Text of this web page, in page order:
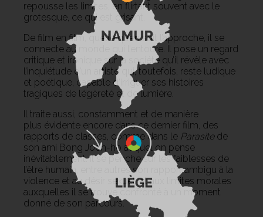
repousse les limites, en flirtant souvent avec le
grotesque, ce qui est grisant.
De film en film, quelle qu’en soit l’approche, il se
connecte au monde qui l’entoure. Il pose un regard
critique et ironique sur la société qu’il révèle avec
l’inquiétude d’un artiste qui, toutefois, reste ludique
et poétique, capable d’irriguer ses histoires
tragiques de légèreté et de lumière.
Il traite aussi, constamment et de manière
plus évidente encore dans ce dernier film, des
rapports de classes, comme dans le Parasitede
son ami Bong Joon-ho auquel on pense
inévitablement. Il se penche sur les faiblesses de
l’être humain, entre autres son rapport ambigu à la
violence et au désir sexuel, et aux limites morales
auxquelles il se trouve confronté à un moment
donné de son parcours.